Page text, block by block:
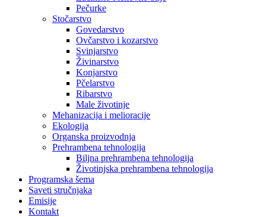
Pečurke
Stočarstvo
Govedarstvo
Ovčarstvo i kozarstvo
Svinjarstvo
Živinarstvo
Konjarstvo
Pčelarstvo
Ribarstvo
Male životinje
Mehanizacija i melioracije
Ekologija
Organska proizvodnja
Prehrambena tehnologija
Biljna prehrambena tehnologija
Životinjska prehrambena tehnologija
Programska šema
Saveti stručnjaka
Emisije
Kontakt